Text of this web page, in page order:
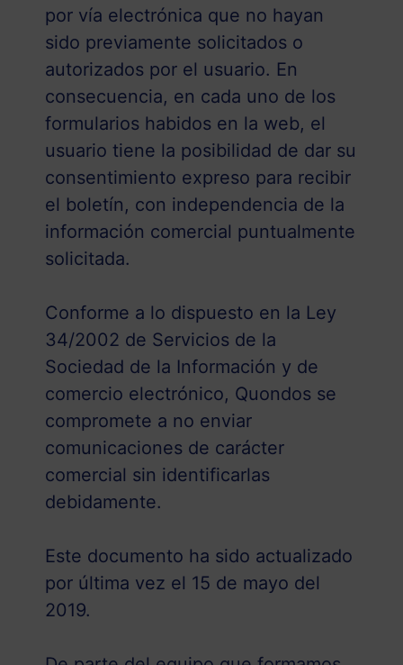
por vía electrónica que no hayan
sido previamente solicitados o
autorizados por el usuario. En
consecuencia, en cada uno de los
formularios habidos en la web, el
usuario tiene la posibilidad de dar su
consentimiento expreso para recibir
el boletín, con independencia de la
información comercial puntualmente
solicitada.
Conforme a lo dispuesto en la Ley
34/2002 de Servicios de la
Sociedad de la Información y de
comercio electrónico, Quondos se
compromete a no enviar
comunicaciones de carácter
comercial sin identificarlas
debidamente.
Este documento ha sido actualizado
por última vez el 15 de mayo del
2019.